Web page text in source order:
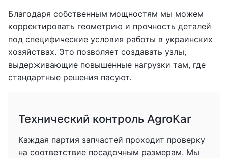
Благодаря собственным мощностям мы можем
корректировать геометрию и прочность деталей
под специфические условия работы в украинских
хозяйствах. Это позволяет создавать узлы,
выдерживающие повышенные нагрузки там, где
стандартные решения пасуют.
Технический контроль AgroKar
Каждая партия запчастей проходит проверку
на соответствие посадочным размерам. Мы